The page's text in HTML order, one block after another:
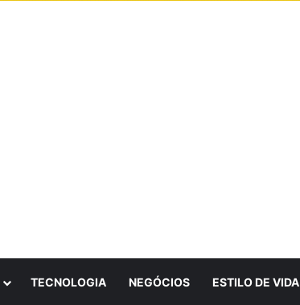
TECNOLOGIA NEGÓCIOS ESTILO DE VIDA